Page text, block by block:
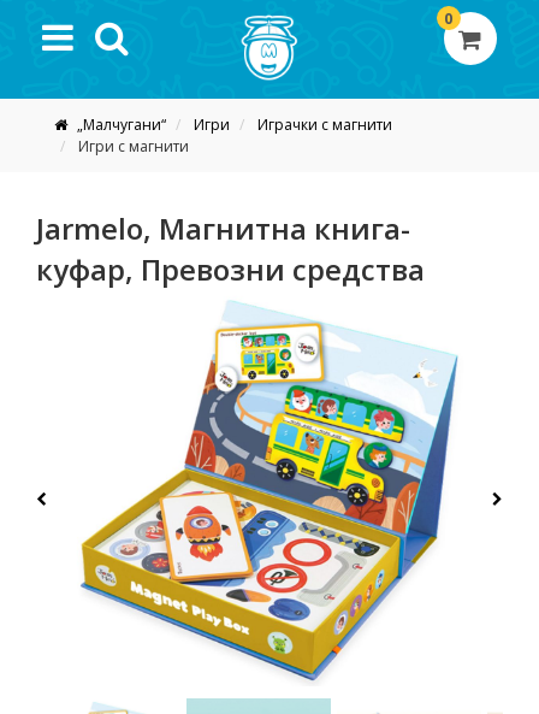
0
„Малчугани“ Игри
Играчки с магнити
Игри с магнити
Jarmelo, Магнитна книга-
куфар, Превозни средства